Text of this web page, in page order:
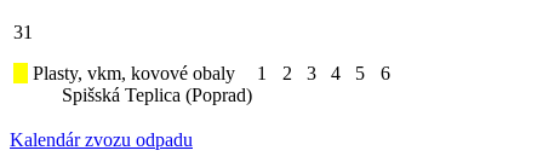
31
Plasty, vkm, kovové obaly
Spišská Teplica (Poprad)
1 2 3 4 5 6
Kalendár zvozu odpadu